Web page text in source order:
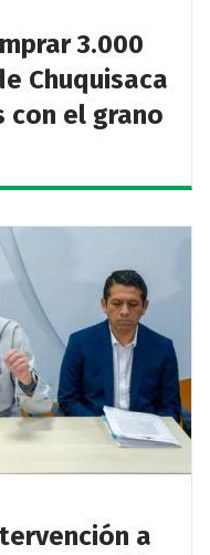
3.000
Chuquisaca
con el grano
a